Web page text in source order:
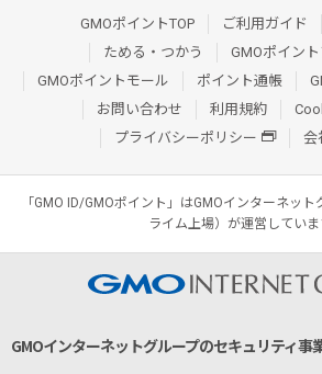
GMOポイントTOP ご利用ガイド
ためる・つかう
GMOポイン
GMOポイントモール
ポイント通帳
お問い合わせ
利用規約
プライバシーポリシー
会
「GMO ID/GMOポイント」はGMOインターネッ
ライム上場）が運営していま
GMOインターネットグループのセキュリティ事